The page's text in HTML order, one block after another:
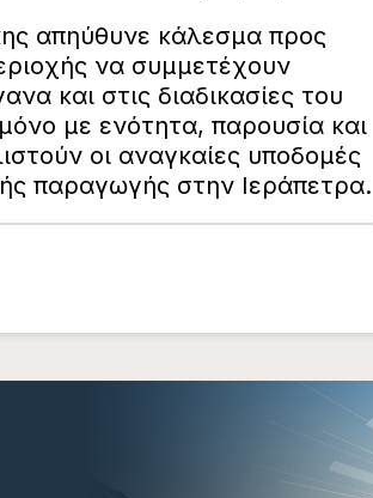
απηύθυνε κάλεσμα προς
να συμμετέχουν
και στις διαδικασίες του
με ενότητα, παρουσία και
οι αναγκαίες υποδομές
παραγωγής στην Ιεράπετρα.